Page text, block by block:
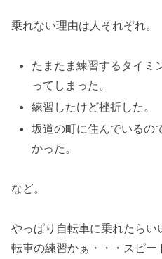
乗れない理由は人それぞれ。
たまたま練習するタイミ
ってしまった。
練習したけど挫折した。
坂道の町に住んでいるの
かった。
など。
やっぱり自転車に乗れたら
転車の練習かぁ・・・スピ